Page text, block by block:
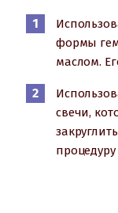
формы
маслом.
свечи,